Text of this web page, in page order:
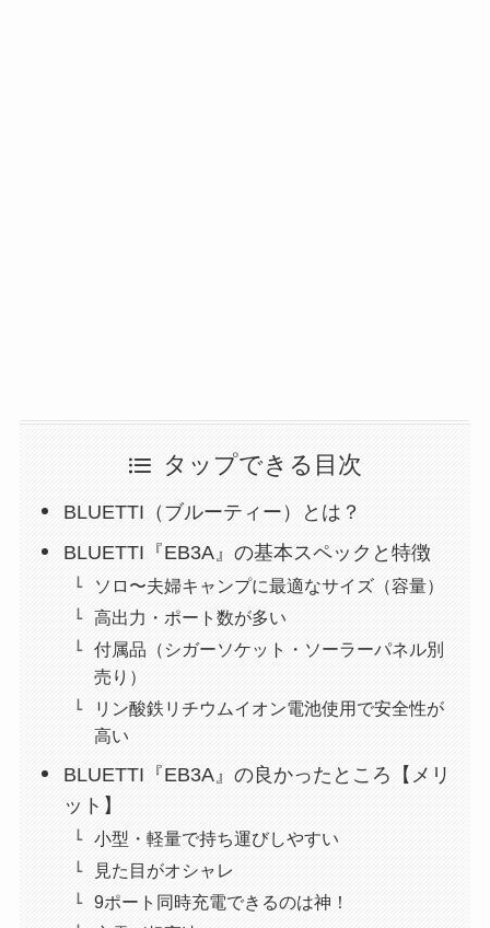
タップできる目次
BLUETTI（ブルーティー）とは？
BLUETTI『EB3A』の基本スペックと特徴
ソロ〜夫婦キャンプに最適なサイズ（容量）
高出力・ポート数が多い
付属品（シガーソケット・ソーラーパネル別
売り）
リン酸鉄リチウムイオン電池使用で安全性が
高い
BLUETTI『EB3A』の良かったところ【メリ
ット】
小型・軽量で持ち運びしやすい
見た目がオシャレ
9ポート同時充電できるのは神！